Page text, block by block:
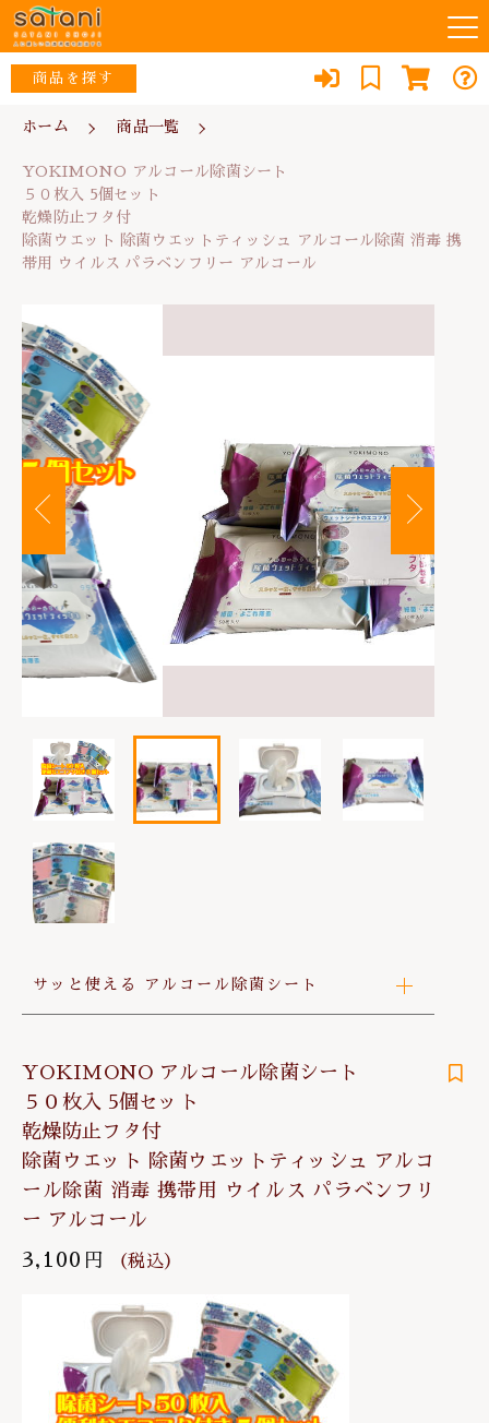
商品を探す
ホーム 商品一覧
YOKIMONO アルコール除菌シート
５０枚入 5個セット
乾燥防止フタ付
除菌ウエット 除菌ウエットティッシュ アルコール除菌 消毒 携
帯用 ウイルス パラベンフリー アルコール
サッと使える アルコール除菌シート
YOKIMONO アルコール除菌シート
５０枚入 5個セット
乾燥防止フタ付
除菌ウエット 除菌ウエットティッシュ アルコ
ール除菌 消毒 携帯用 ウイルス パラベンフリ
ー アルコール
3,100 円 （税込）
カートに商品を追加しました
YOKIMONO アルコール除菌シート
乾燥防止フタ付
除菌ウエット 除菌ウエットティッシュ アルコール除
菌 消毒 携帯用 ウイルス パラベンフリー アルコー
ル
数量
カートを確認する
当店について
スタッフ紹介
ブログ
定休日：土・日・祝日
お問い合わせ
リフォーム
エコ
便利品
あ行
た行
は行
ま行
や行
わ行
親カテゴリ
子カテゴリ
価格帯
～
その他
在庫あり セール
並び順